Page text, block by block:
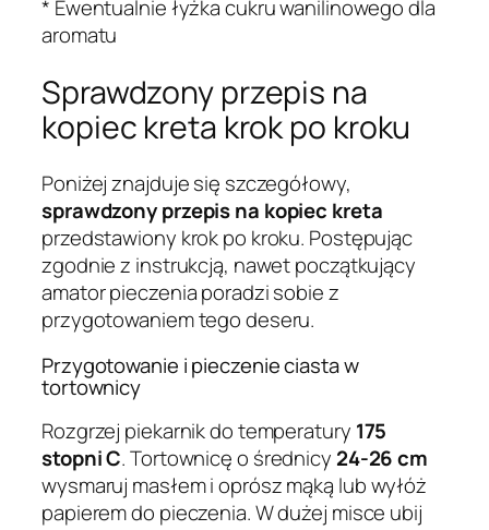
* Ewentualnie łyżka cukru wanilinowego dla
aromatu
Sprawdzony przepis na
kopiec kreta krok po kroku
Poniżej znajduje się szczegółowy,
sprawdzony przepis na kopiec kreta
przedstawiony krok po kroku. Postępując
zgodnie z instrukcją, nawet początkujący
amator pieczenia poradzi sobie z
przygotowaniem tego deseru.
Przygotowanie i pieczenie ciasta w
tortownicy
Rozgrzej piekarnik do temperatury 175
stopni C. Tortownicę o średnicy 24-26 cm
wysmaruj masłem i oprósz mąką lub wyłóż
papierem do pieczenia. W dużej misce ubij